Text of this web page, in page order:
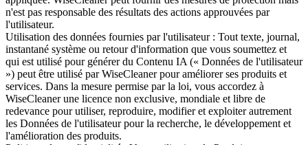
n'est pas responsable des résultats des actions approuvées par
l'utilisateur.
Utilisation des données fournies par l'utilisateur : Tout texte, journal,
instantané système ou retour d'information que vous soumettez et
qui est utilisé pour générer du Contenu IA (« Données de l'utilisateur
») peut être utilisé par WiseCleaner pour améliorer ses produits et
services. Dans la mesure permise par la loi, vous accordez à
WiseCleaner une licence non exclusive, mondiale et libre de
redevance pour utiliser, reproduire, modifier et exploiter autrement
les Données de l'utilisateur pour la recherche, le développement et
l'amélioration des produits.